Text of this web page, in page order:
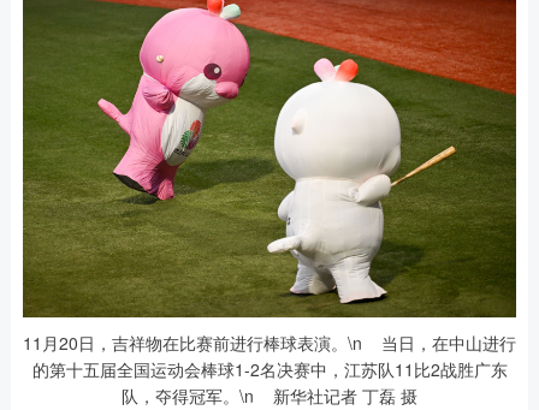
11月20日，吉祥物在比赛前进行棒球表演。\n 当日，在中山进行
的第十五届全国运动会棒球1-2名决赛中，江苏队11比2战胜广东
队，夺得冠军。\n 新华社记者 丁磊 摄